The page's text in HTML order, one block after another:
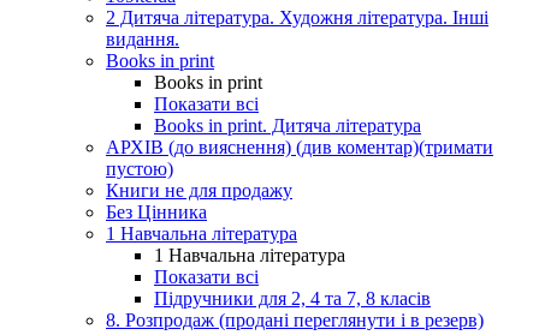
2 Дитяча література. Художня література. Інші
видання.
Books in print
Books in print
Показати всі
Books in print. Дитяча література
АРХІВ (до вияснення) (див коментар)(тримати
пустою)
Книги не для продажу
Без Цінника
1 Навчальна література
1 Навчальна література
Показати всі
Підручники для 2, 4 та 7, 8 класів
8. Розпродаж (продані переглянути і в резерв)